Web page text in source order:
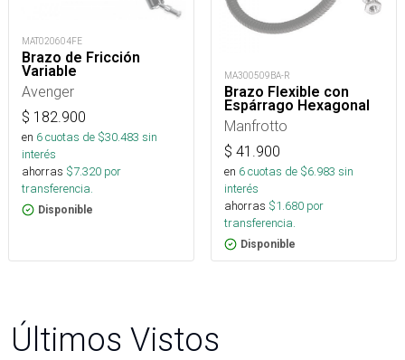
MAT020604FE
Brazo de Fricción
Variable
Avenger
$ 182.900
en 6cuotas de $30.483 sin
interés
ahorras $7.320 por
transferencia.
Disponible
MA300509BA-R
Brazo Flexible con
Espárrago Hexagonal
Manfrotto
$ 41.900
en 6cuotas de $6.983 sin
interés
ahorras $1.680 por
transferencia.
Disponible
Últimos Vistos